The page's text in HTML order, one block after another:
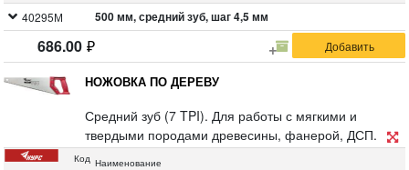
инструментальная сталь, пластик.
40295М 500 мм, средний зуб, шаг 4,5 мм
686.00
НОЖОВКА ПО ДЕРЕВУ
Средний зуб (7 TPI). Для работы с мягкими и
твердыми породами древесины, фанерой, ДСП.
Зубья с двугранной заточкой, разведены, имеют
Код Наименование